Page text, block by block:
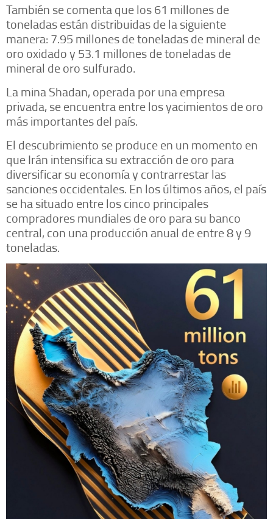
También se comenta que los 61 millones de
toneladas están distribuidas de la siguiente
manera: 7.95 millones de toneladas de mineral de
oro oxidado y 53.1 millones de toneladas de
mineral de oro sulfurado.
La mina Shadan, operada por una empresa
privada, se encuentra entre los yacimientos de oro
más importantes del país.
El descubrimiento se produce en un momento en
que Irán intensifica su extracción de oro para
diversificar su economía y contrarrestar las
sanciones occidentales. En los últimos años, el país
se ha situado entre los cinco principales
compradores mundiales de oro para su banco
central, con una producción anual de entre 8 y 9
toneladas.